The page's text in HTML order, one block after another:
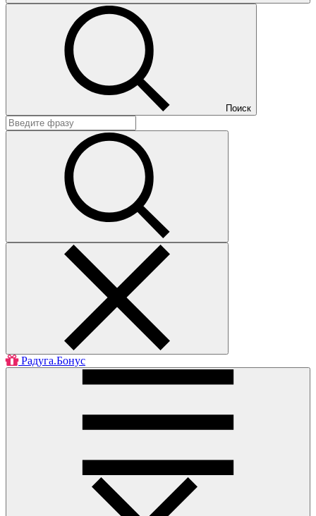
Поиск
Радуга.Бонус